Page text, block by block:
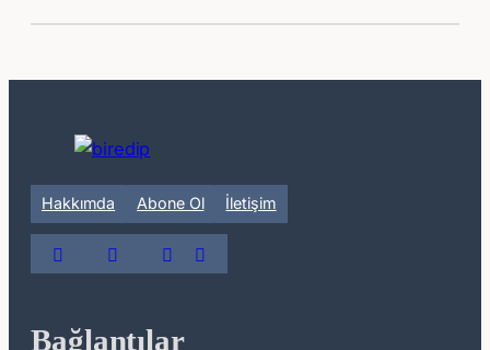
Hakkımda Abone Ol İletişim
Bağlantılar